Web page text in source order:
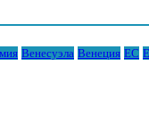
Венесуэла Венеция ЕС